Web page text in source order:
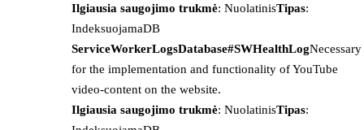
Ilgiausia saugojimo trukmė: NuolatinisTipas:
IndeksuojamaDB
ServiceWorkerLogsDatabase#SWHealthLogNecessary
for the implementation and functionality of YouTube
video-content on the website.
Ilgiausia saugojimo trukmė: NuolatinisTipas: